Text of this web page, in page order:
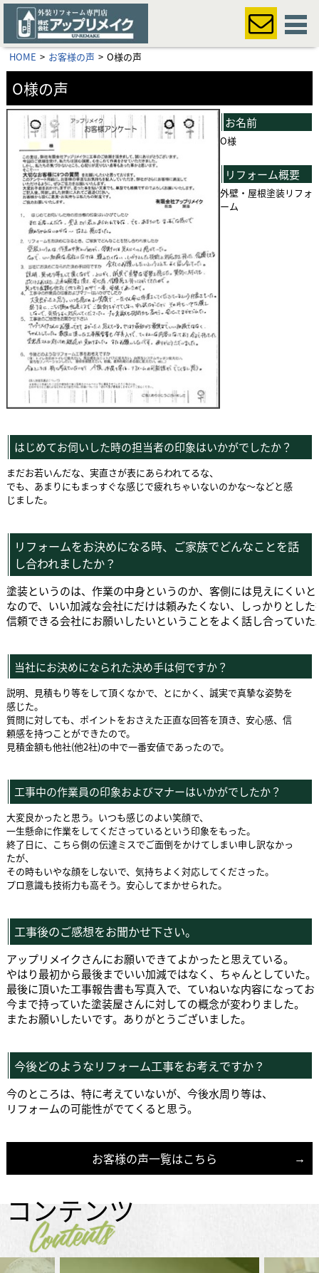
HOME お客様の声 O様の声
O様の声
お名前
O様
リフォーム概要
外壁・屋根塗装リフォ
ーム
はじめてお伺いした時の担当者の印象はいかがでしたか？
まだお若いんだな、実直さが表にあらわれてるな、
でも、あまりにもまっすぐな感じで疲れちゃいないのかな～などと感
じました。
リフォームをお決めになる時、ご家族でどんなことを話
し合われましたか？
塗装というのは、作業の中身というのか、客側には見えにくい
なので、いい加減な会社にだけは頼みたくない、しっかりとし
信頼できる会社にお願いしたいということをよく話し合っていた
当社にお決めになられた決め手は何ですか？
説明、見積もり等をして頂くなかで、とにかく、誠実で真摯な姿勢を
感じた。
質問に対しても、ポイントをおさえた正直な回答を頂き、安心感、信
頼感を持つことができたので。
見積金額も他社(他2社)の中で一番安値であったので。
工事中の作業員の印象およびマナーはいかがでしたか？
大変良かったと思う。いつも感じのよい笑顔で、
一生懸命に作業をしてくださっているという印象をもった。
終了日に、こちら側の伝達ミスでご面倒をかけてしまい申し訳なかっ
たが、
その時もいやな顔をしないで、気持ちよく対応してくださった。
プロ意識も技術力も高そう。安心してまかせられた。
工事後のご感想をお聞かせ下さい。
アップリメイクさんにお願いできてよかったと思えている。
やはり最初から最後までいい加減ではなく、ちゃんとしていた。
最後に頂いた工事報告書も写真入で、ていねいな内容になってお
今まで持っていた塗装屋さんに対しての概念が変わりました。
またお願いしたいです。ありがとうございました。
今後どのようなリフォーム工事をお考えですか？
今のところは、特に考えていないが、今後水周り等は、
リフォームの可能性がでてくると思う。
お客様の声一覧はこちら
コンテンツ
Contents